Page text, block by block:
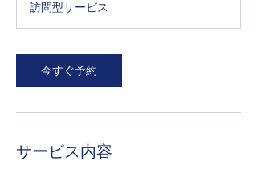
訪問型サービス
今すぐ予約
サービス内容